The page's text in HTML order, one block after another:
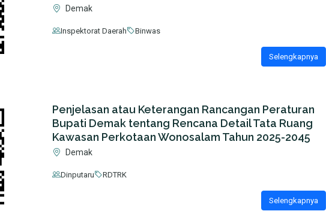
Demak
Inspektorat Daerah Binwas
Selengkapnya
Penjelasan atau Keterangan Rancangan Peraturan
Bupati Demak tentang Rencana Detail Tata Ruang
Kawasan Perkotaan Wonosalam Tahun 2025-2045
Demak
Dinputaru RDTRK
Selengkapnya